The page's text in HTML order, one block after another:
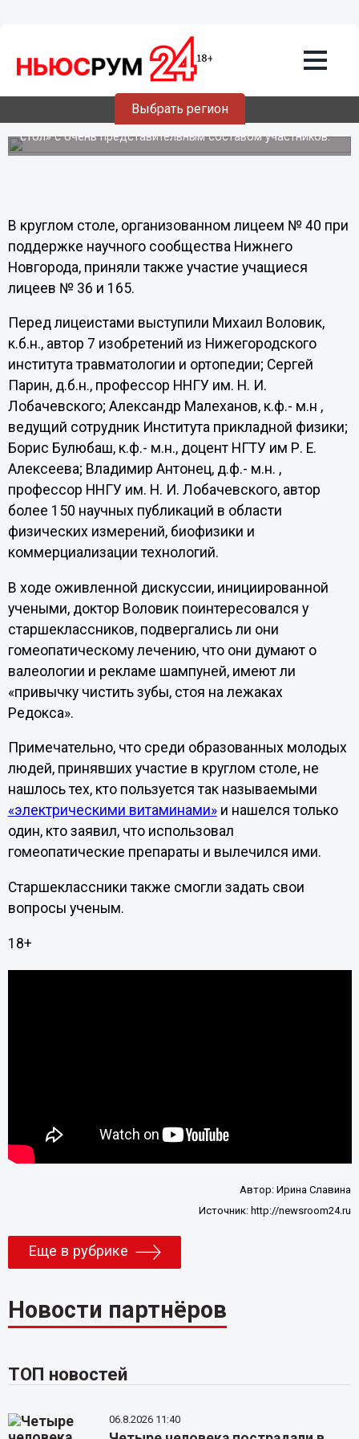
Выбрать регион
08.02.201313:30
Нижегородские ученые рассказали
лицеистам о лженауке
В лицее № 40 Нижнего Новгорода прошел «круглый
стол» с очень представительным составом участников.
В круглом столе, организованном лицеем № 40 при
поддержке научного сообщества Нижнего
Новгорода, приняли также участие учащиеся
лицеев № 36 и 165.
Перед лицеистами выступили Михаил Воловик,
к.б.н., автор 7 изобретений из Нижегородского
института травматологии и ортопедии; Сергей
Парин, д.б.н., профессор ННГУ им. Н. И.
Лобачевского; Александр Малеханов, к.ф.- м.н ,
ведущий сотрудник Института прикладной физики;
Борис Булюбаш, к.ф.- м.н., доцент НГТУ им Р. Е.
Алексеева; Владимир Антонец, д.ф.- м.н. ,
профессор ННГУ им. Н. И. Лобачевского, автор
более 150 научных публикаций в области
физических измерений, биофизики и
коммерциализации технологий.
В ходе оживленной дискуссии, инициированной
учеными, доктор Воловик поинтересовался у
старшеклассников, подвергались ли они
гомеопатическому лечению, что они думают о
валеологии и рекламе шампуней, имеют ли
«привычку чистить зубы, стоя на лежаках
Редокса».
Примечательно, что среди образованных молодых
людей, принявших участие в круглом столе, не
нашлось тех, кто пользуется так называемыми
«электрическими витаминами»и нашелся только
один, кто заявил, что использовал
гомеопатические препараты и вылечился ими.
Старшеклассники также смогли задать свои
вопросы ученым.
18+
Автор:Ирина Славина
Источник: http://newsroom24.ru
Еще в рубрике
Новости партнёров
ТОП новостей
06.8.2026 11:40